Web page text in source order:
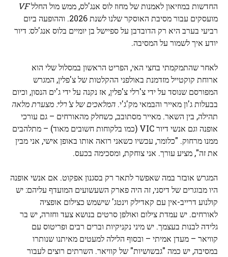
החדשות במוזיאון לאמנות של מחוז לוס אנג'לס, ממש מול החללVF
מועסקים עבור מסיבת האוסקר שלנו לשנת 2026. וההופעה ביום
רביעי בערב היא רק הדובדבן על ספיישל בן יומיים בלוס אנג'לס: דיור
יודע איך לשמור על המסיבה.
לאחר שהתמקמתי בחצי האי, הפריט הראשון במסלול שלי הוא
ארוחת קוקטייל מזדמנת באולפני ההקלטות של צ'פלין, המגרש
המפורסם שנוסד על ידי צ'רלי צ'פלין, אז נקנה על ידי ג'ים הנסון, וכיום
בבעלות ג'ון מאייר והבמאי מק'ג'י. המלאכים של צ'רלי: מצערת מלאה
תהילה, בין השאר. מאייר מסתובב, כשחלק מהאורחים – גם עורכי
אופנה וגם אנשי דיור VIC (כמו בלקוחות חשובים מאוד) – מתלהבים
ממנו מרחוק. "כלומר, עכשיו כשאני רואה אותו באופן אישי, אני מבין
את זה", מציע עורך. אני צוחקת, ומסכימה בכעס.
המגרש אובזר במה שאפשר לתאר רק בסגנון אפקוט. אם אנשי אופנה
היו מבוגרים של דיסני, זה היה פארק השעשועים המועדף עליהם: יש
קולנוע דרייב-אין עם קאדילק וינטג' שישמש כצילום אופציה
לאורחים. יש עמדת צילום ואולפן סרטים בנושא צעד וחזרה, יש בר
גלידה לבנות בעצמך. יש מיני נקניקיות וברים רבים ופריטוס עם
קוויאר – מעדן אמיתי – ובסוף הלילה למעטים מאיתנו שנותרו
במסיבה, יש כמה "גבשושיות" של קוויאר. השרתים רוצים לעבור